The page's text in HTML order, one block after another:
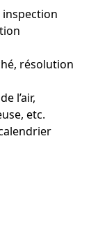
résolution
l’air,
etc.